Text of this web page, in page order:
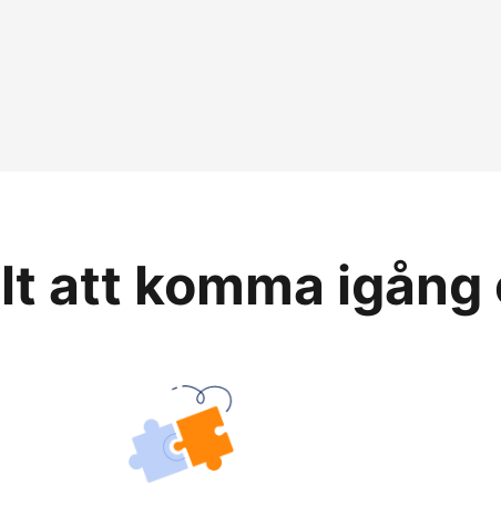
att komma